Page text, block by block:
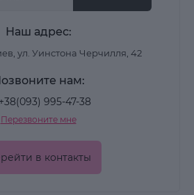
Наш адрес:
ул. Уинстона Черчилля, 42
нам:
+38(093) 995-47-38
Перезвоните мне
в контакты